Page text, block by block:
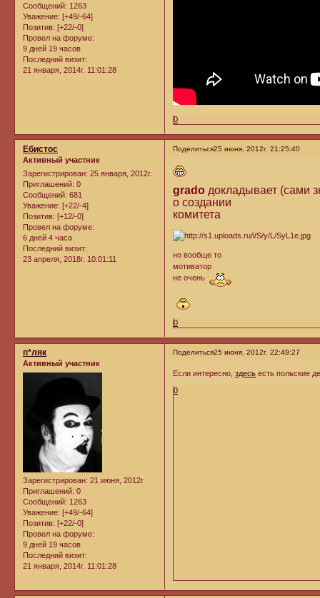
Сообщений: 1263
Уважение: [+49/-64]
Позитив: [+22/-0]
Провел на форуме:
9 дней 19 часов
Последний визит:
21 января, 2014г. 11:01:28
0
Поделиться25 июня, 2012г. 21:25:40
Ебистос
Активный участник
Зарегистрирован: 25 января, 2012г.
Приглашений: 0
Сообщений: 681
Уважение: [+22/-4]
Позитив: [+12/-0]
Провел на форуме:
6 дней 4 часа
Последний визит:
23 апреля, 2018г. 10:01:11
grado докладывает (сами
о создании
комитета
но вообще то
мотиватор
не очень
0
Поделиться25 июня, 2012г. 22:49:27
п*ляк
Активный участник
Зарегистрирован: 21 июня, 2012г.
Приглашений: 0
Сообщений: 1263
Уважение: [+49/-64]
Позитив: [+22/-0]
Провел на форуме:
9 дней 19 часов
Последний визит:
21 января, 2014г. 11:01:28
Если интересно,здесь есть польские
0